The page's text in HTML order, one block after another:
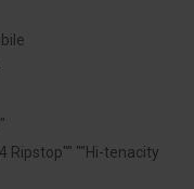
Ripstop"" ""Hi-tenacity